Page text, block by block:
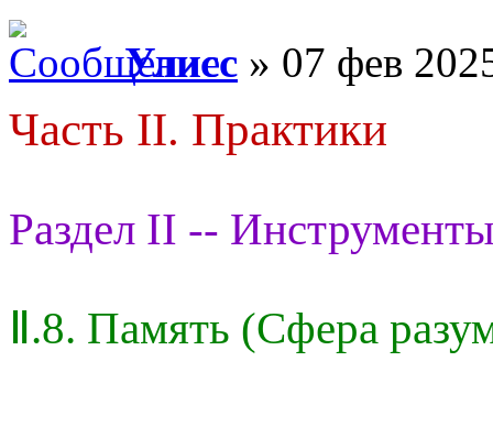
Улисс » 07 фев
Часть II. Практики
Раздел II --
Ⅱ.8. Память (Сфера